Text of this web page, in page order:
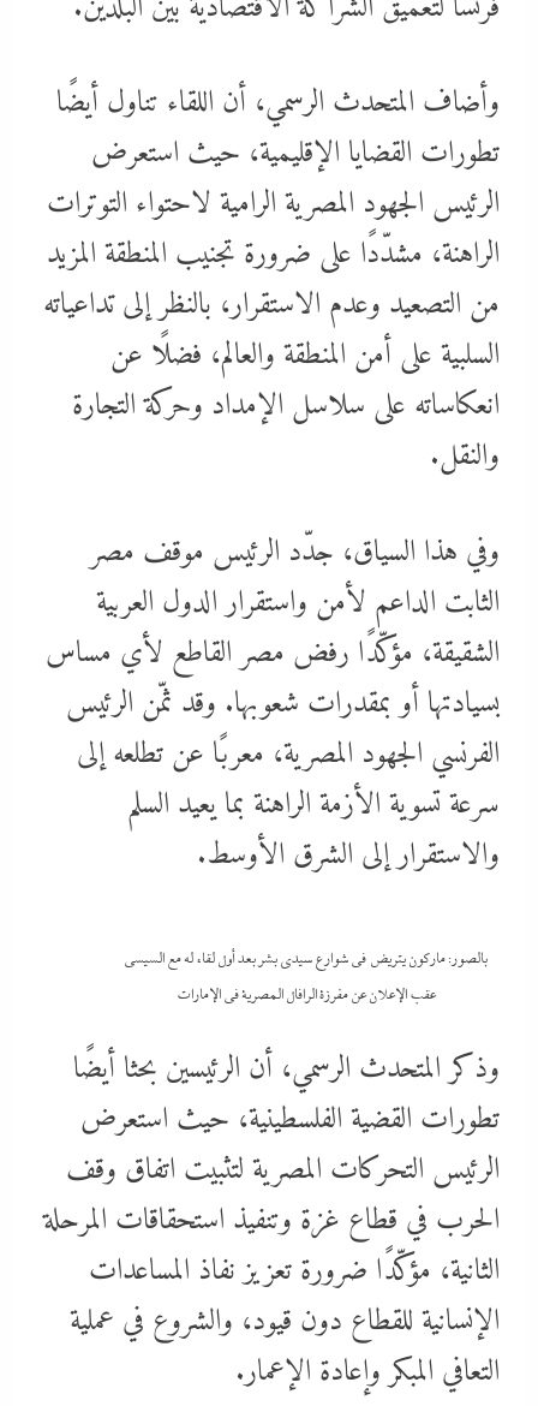
وأضاف المتحدث الرسمي، أن اللقاء تناول أيضًا
تطورات القضايا الإقليمية، حيث استعرض
الرئيس الجهود المصرية الرامية لاحتواء التوترات
الراهنة، مشدّدًا على ضرورة تجنيب المنطقة المزيد
من التصعيد وعدم الاستقرار، بالنظر إلى تداعياته
السلبية على أمن المنطقة والعالم، فضلًا عن
انعكاساته على سلاسل الإمداد وحركة التجارة
والنقل.
وفي هذا السياق، جدّد الرئيس موقف مصر
الثابت الداعم لأمن واستقرار الدول العربية
الشقيقة، مؤكّدًا رفض مصر القاطع لأي مساس
بسيادتها أو بمقدرات شعوبها. وقد ثمّن الرئيس
الفرنسي الجهود المصرية، معربًا عن تطلعه إلى
سرعة تسوية الأزمة الراهنة بما يعيد السلم
والاستقرار إلى الشرق الأوسط.
بالصور: ماركون يتريض في شوارع سيدى بشر بعد أول لقاء له مع السيسي
عقب الإعلان عن مفرزة الرافال المصرية فى الإمارات
وذكر المتحدث الرسمي، أن الرئيسين بحثا أيضًا
تطورات القضية الفلسطينية، حيث استعرض
الرئيس التحركات المصرية لتثبيت اتفاق وقف
الحرب في قطاع غزة وتنفيذ استحقاقات المرحلة
الثانية، مؤكّدًا ضرورة تعزيز نفاذ المساعدات
الإنسانية للقطاع دون قيود، والشروع في عملية
التعافي المبكر وإعادة الإعمار.